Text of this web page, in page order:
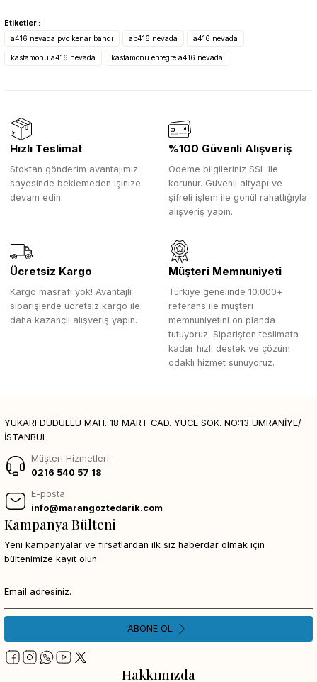
Etiketler :
a416 nevada pvc kenar bandı
ab416 nevada a416 nevada
kastamonu a416 nevada kastamonu entegre a416 nevada
Hızlı Teslimat
Stoktan gönderim avantajımız
sayesinde beklemeden işinize
devam edin.
%100 Güvenli Alışveriş
Ödeme bilgileriniz SSL ile
korunur. Güvenli altyapı ve
şifreli işlem ile gönül rahatlığıyla
alışveriş yapın.
Ücretsiz Kargo
Kargo masrafı yok! Avantajlı
siparişlerde ücretsiz kargo ile
daha kazançlı alışveriş yapın.
Müşteri Memnuniyeti
Türkiye genelinde 10.000+
referans ile müşteri
memnuniyetini ön planda
tutuyoruz. Siparişten teslimata
kadar hızlı destek ve çözüm
odaklı hizmet sunuyoruz.
YUKARI DUDULLU MAH. 18 MART CAD. YÜCE SOK. NO:13 ÜMRANİYE/
İSTANBUL
Müşteri Hizmetleri
0216 540 57 18
E-posta
info@marangoztedarik.com
Hakkımızda
Kampanya Bülteni
Yeni kampanyalar ve fırsatlardan ilk siz haberdar olmak için
bültenimize kayıt olun.
ABONE OL